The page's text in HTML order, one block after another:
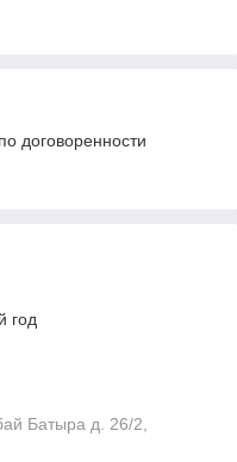
договоренности
год
Батыра д. 26/2,